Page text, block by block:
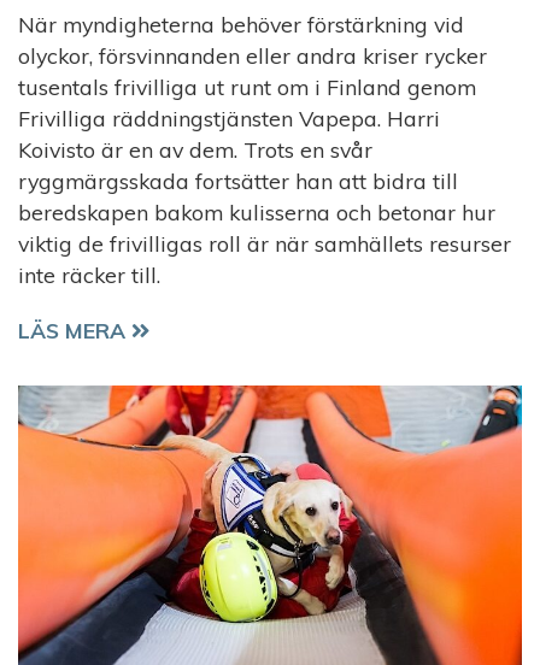
När myndigheterna behöver förstärkning vid
olyckor, försvinnanden eller andra kriser rycker
tusentals frivilliga ut runt om i Finland genom
Frivilliga räddningstjänsten Vapepa. Harri
Koivisto är en av dem. Trots en svår
ryggmärgsskada fortsätter han att bidra till
beredskapen bakom kulisserna och betonar hur
viktig de frivilligas roll är när samhällets resurser
inte räcker till.
FRIVILLIGA EN VIKTIG DEL AV BEREDSKAPEN
LÄS MERA